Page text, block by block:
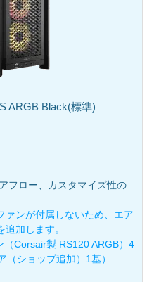
ARGB Black(標準)
フロー、カスタマイズ性の
ァンが付属しないため、エア
加します。
Corsair製 RS120 ARGB）4
ショップ追加）1基）